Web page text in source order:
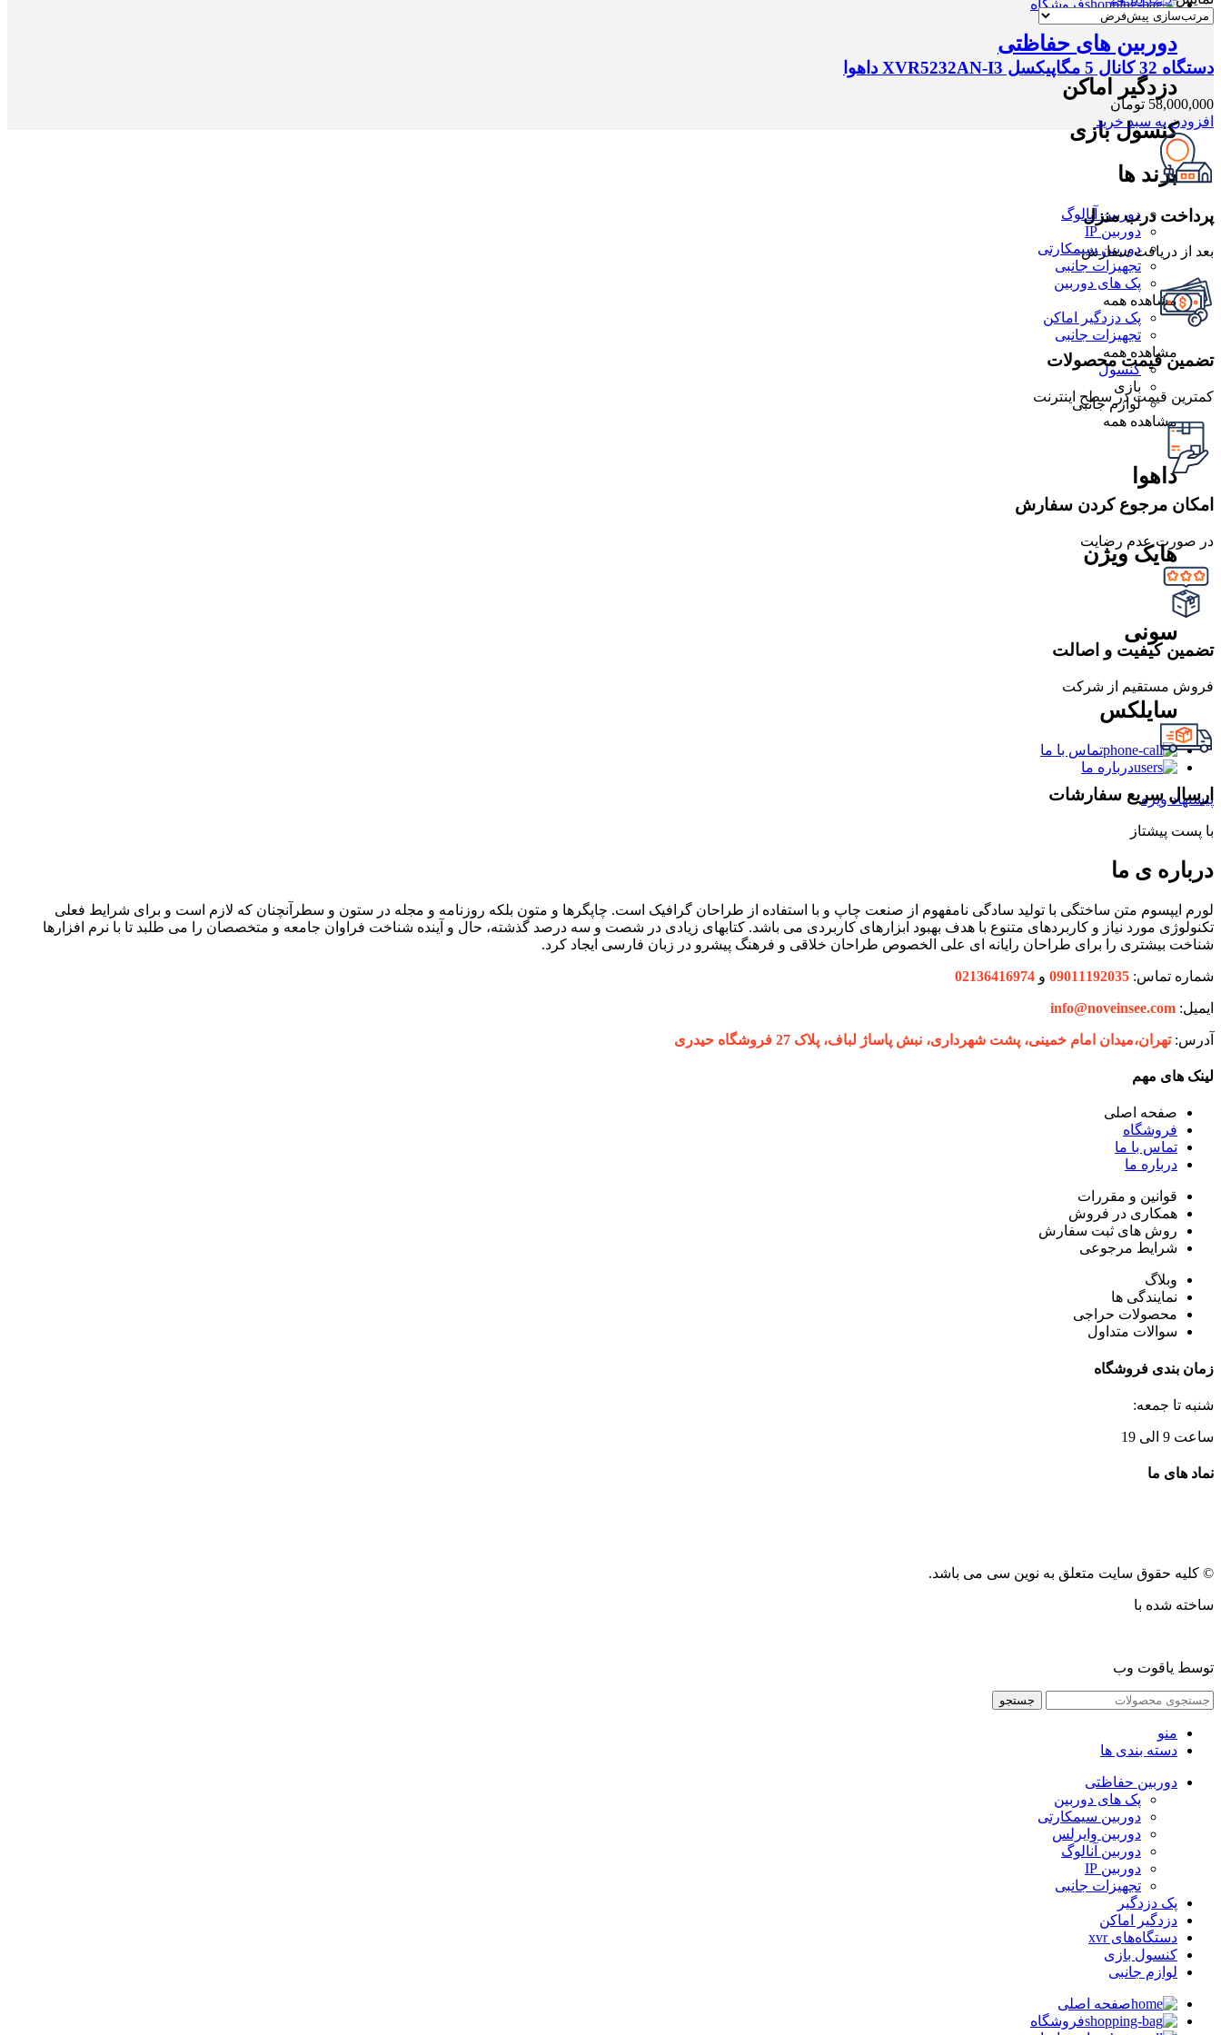
فروشگاه
دوربین های حفاظتی
دزدگیر اماکن
کنسول بازی
برند ها
دوربین آنالوگ
دوربین IP
دوربین سیمکارتی
تجهیزات جانبی
پک های دوربین
مشاهده همه
پک دزدگیر اماکن
تجهیزات جانبی
مشاهده همه
کنسول
بازی
لوازم جانبی
مشاهده همه
داهوا
هایک ویژن
سونی
سایلکس
تماس با ما
درباره ما
پیشنهاد ویژه
دستگاه 32 کانال 5 مگاپیکسل XVR5232AN-I3 داهوا
58,000,000 تومان
افزودن به سبد خرید
پرداخت درب منزل
بعد از دریافت سفارش
تضمین قیمت محصولات
کمترین قیمت در سطح اینترنت
امکان مرجوع کردن سفارش
در صورت عدم رضایت
تضمین کیفیت و اصالت
فروش مستقیم از شرکت
ارسال سریع سفارشات
با پست پیشتاز
درباره ی ما
لورم ایپسوم متن ساختگی با تولید سادگی نامفهوم از صنعت چاپ و با استفاده از طراحان گرافیک است. چاپگرها و متون بلکه روزنامه و مجله در ستون و سطرآنچنان که لازم است و برای شرایط فعلی
تکنولوژی مورد نیاز و کاربردهای متنوع با هدف بهبود ابزارهای کاربردی می باشد. کتابهای زیادی در شصت و سه درصد گذشته، حال و آینده شناخت فراوان جامعه و متخصصان را می طلبد تا با نرم افزارها
شناخت بیشتری را برای طراحان رایانه ای علی الخصوص طراحان خلاقی و فرهنگ پیشرو در زبان فارسی ایجاد کرد.
شماره تماس: 09011192035 و 02136416974
ایمیل: info@noveinsee.com
آدرس:تهران،‌میدان امام خمینی، پشت شهرداری، نبش پاساژ لباف، پلاک 27 فروشگاه حیدری
لینک های مهم
صفحه اصلی
فروشگاه
تماس با ما
درباره ما
قوانین و مقررات
همکاری در فروش
روش های ثبت سفارش
شرایط مرجوعی
وبلاگ
نمایندگی ها
محصولات حراجی
سوالات متداول
زمان بندی فروشگاه
شنبه تا جمعه:
ساعت 9 الی 19
نماد های ما
© کلیه حقوق سایت متعلق به نوین سی می باشد.
ساخته شده با
توسط یاقوت وب
جستجو
منو
دسته بندی ها
دوربین حفاظتی
پک های دوربین
دوربین سیمکارتی
دوربین وایرلس
دوربین آنالوگ
دوربین IP
تجهیزات جانبی
پک دزدگیر
دزدگیر اماکن
دستگاه‌های xvr
کنسول بازی
لوازم جانبی
صفحه اصلی
فروشگاه